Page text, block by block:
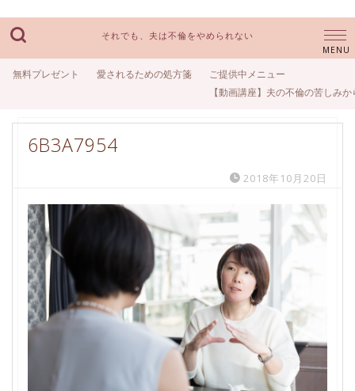
それでも、夫は不倫をやめられない
無料プレゼント 愛されるための処方箋
ご提供中メニュー
【動画講座】夫の不倫の苦しみ
6B3A7954
2018年10月20日